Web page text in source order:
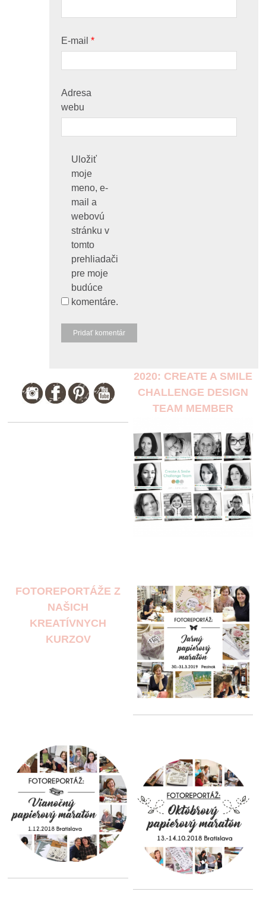
E-mail*
Adresa
webu
Uložiť
moje
meno, e-
mail a
webovú
stránku v
tomto
prehliadači
pre moje
budúce
komentáre.
2020: CREATE A SMILE
CHALLENGE DESIGN
TEAM MEMBER
FOTOREPORTÁŽE Z
NAŠICH
KREATÍVNYCH
KURZOV